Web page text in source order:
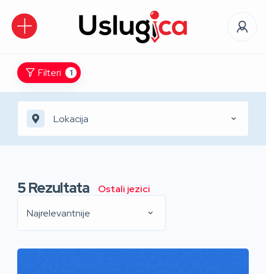
Filteri 1
Lokacija
5Rezultata
Ostali jezici
Najrelevantnije